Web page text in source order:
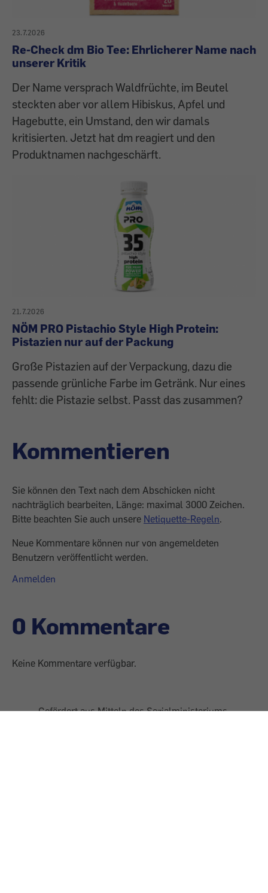
23.7.2026
Re-Check dm Bio Tee: Ehrlicherer Name nach
unserer Kritik
Der Name versprach Waldfrüchte, im Beutel
steckten aber vor allem Hibiskus, Apfel und
Hagebutte, ein Umstand, den wir damals
kritisierten. Jetzt hat dm reagiert und den
Produktnamen nachgeschärft.
21.7.2026
NÖM PRO Pistachio Style High Protein:
Pistazien nur auf der Packung
Große Pistazien auf der Verpackung, dazu die
passende grünliche Farbe im Getränk. Nur eines
fehlt: die Pistazie selbst. Passt das zusammen?
Kommentieren
Sie können den Text nach dem Abschicken nicht
nachträglich bearbeiten, Länge: maximal 3000 Zeichen.
Bitte beachten Sie auch unsere Netiquette-Regeln.
Neue Kommentare können nur von angemeldeten
Benutzern veröffentlicht werden.
Anmelden
0 Kommentare
Keine Kommentare verfügbar.
Gefördert aus Mitteln des Sozialministeriums